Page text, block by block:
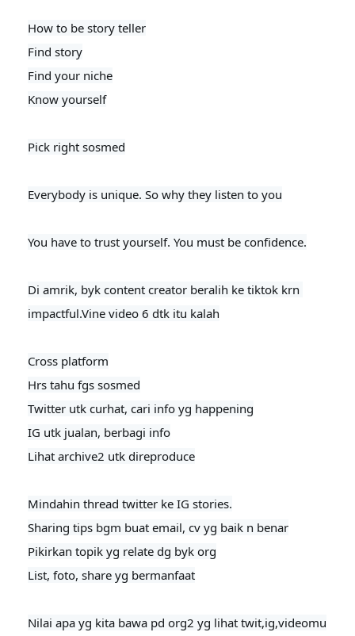
How to be story teller
Find story
Find your niche
Know yourself
Pick right sosmed
Everybody is unique. So why they listen to you
You have to trust yourself. You must be confidence.
Di amrik, byk content creator beralih ke tiktok krn
impactful.Vine video 6 dtk itu kalah
Cross platform
Hrs tahu fgs sosmed
Twitter utk curhat, cari info yg happening
IG utk jualan, berbagi info
Lihat archive2 utk direproduce
Mindahin thread twitter ke IG stories.
Sharing tips bgm buat email, cv yg baik n benar
Pikirkan topik yg relate dg byk org
List, foto, share yg bermanfaat
Nilai apa yg kita bawa pd org2 yg lihat twit,ig,videomu